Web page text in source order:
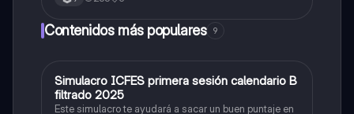
Contenidos más populares 9
ICFES: Matemáticas
Simulacro ICFES primera sesión calendario B
filtrado 2025
Este simulacro te ayudará a sacar un buen puntaje en